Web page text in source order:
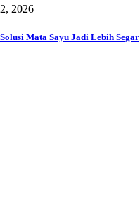
2026
Mata Sayu Jadi Lebih Segar